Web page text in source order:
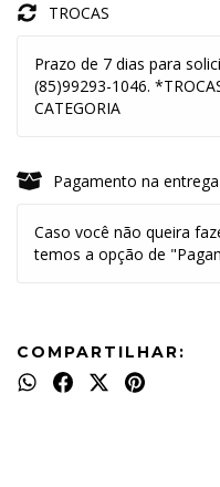
TROCAS
Prazo de 7 dias para
(85)99293-1046.
CATEGORIA
Pagamento na entrega
Caso você não queira
temos a opção de
COMPARTILHAR: